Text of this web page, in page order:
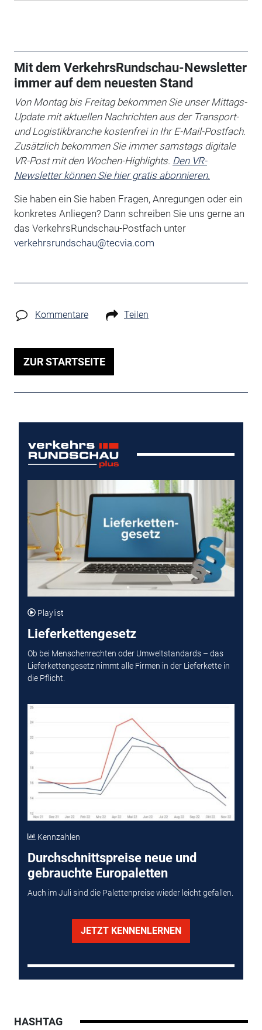
Mit dem VerkehrsRundschau-Newsletter
immer auf dem neuesten Stand
Von Montag bis Freitag bekommen Sie unser Mittags-
Update mit aktuellen Nachrichten aus der Transport-
und Logistikbranche kostenfrei in Ihr E-Mail-Postfach.
Zusätzlich bekommen Sie immer samstags digitale
VR-Post mit den Wochen-Highlights. Den VR-
Newsletter können Sie hier gratis abonnieren.
Sie haben ein Sie haben Fragen, Anregungen oder ein
konkretes Anliegen? Dann schreiben Sie uns gerne an
das VerkehrsRundschau-Postfach unter
verkehrsrundschau@tecvia.com
Kommentare Teilen
ZUR STARTSEITE
Playlist
Lieferkettengesetz
Ob bei Menschenrechten oder Umweltstandards – das
Lieferkettengesetz nimmt alle Firmen in der Lieferkette in
die Pflicht.
Kennzahlen
Durchschnittspreise neue und
gebrauchte Europaletten
Auch im Juli sind die Palettenpreise wieder leicht gefallen.
JETZT KENNENLERNEN
HASHTAG